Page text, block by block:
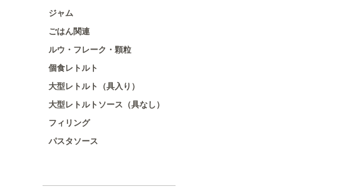
ジャム
ごはん関連
ルウ・フレーク・顆粒
個食レトルト
大型レトルト（具入り）
大型レトルトソース（具なし）
フィリング
パスタソース